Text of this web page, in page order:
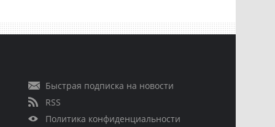
Быстрая подписка на новости
RSS
Политика конфиденциальности